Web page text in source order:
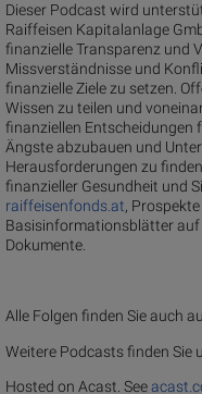
Dieser Podcast wird
Raiffeisen Kapitalanlage
finanzielle Transparenz und
Missverständnisse und
finanzielle Ziele zu setzen.
Wissen zu teilen und
finanziellen Entscheidungen
Ängste abzubauen und
Herausforderungen zu
finanzieller Gesundheit und
raiffeisenfonds.at,
Basisinformationsblätter auf
Dokumente.
Alle Folgen finden Sie auch
Weitere Podcasts finden Sie
Hosted on Acast. See